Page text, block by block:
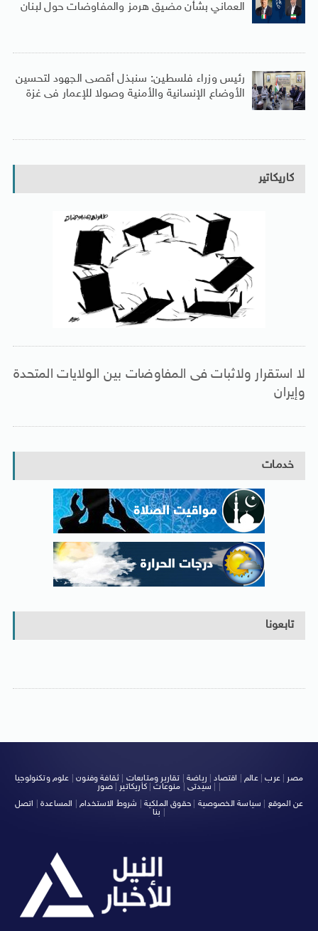
العماني بشأن مضيق هرمز والمفاوضات حول لبنان
رئيس وزراء فلسطين: سنبذل أقصى الجهود لتحسين
الأوضاع الإنسانية والأمنية وصولا للإعمار فى غزة
كاريكاتير
لا استقرار ولاثبات فى المفاوضات بين الولايات المتحدة
وإيران
خدمات
تابعونا
مصر |عرب|عالم| اقتصاد| رياضة تقارير ومتابعات ثقافة وفنون| علوم وتكنولوجيا
سيدتى| منوعات|كاريكاتير |صور
عن الموقع
سياسة الخصوصية حقوق الملكية شروط الاستخدام المساعدة
اتصل
بنا